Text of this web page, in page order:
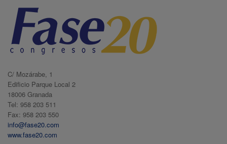
C/ Mozárabe, 1
Edificio Parque Local 2
18006 Granada
Tel: 958 203 511
Fax: 958 203 550
info@fase20.com
www.fase20.com